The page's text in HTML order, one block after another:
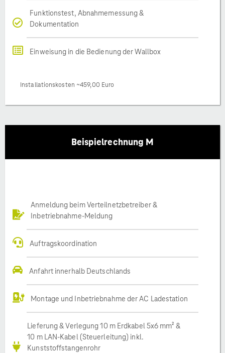
Funktionstest, Abnahmemessung &
Dokumentation
Einweisung in die Bedienung der Wallbox
Installationskosten ~459,00 Euro
Beispielrechnung M
Anmeldung beim Verteilnetzbetreiber &
Inbetriebnahme-Meldung
Auftragskoordination
Anfahrt innerhalb Deutschlands
Montage und Inbetriebnahme der AC Ladestation
Lieferung & Verlegung 10 m Erdkabel 5x6 mm² &
10 m LAN-Kabel (Steuerleitung) inkl.
Kunststoffstangenrohr